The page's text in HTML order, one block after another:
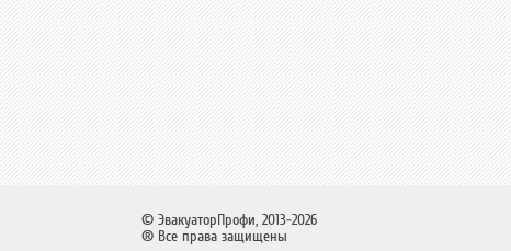
© ЭвакуаторПрофи, 2013-2026
® Все права защищены